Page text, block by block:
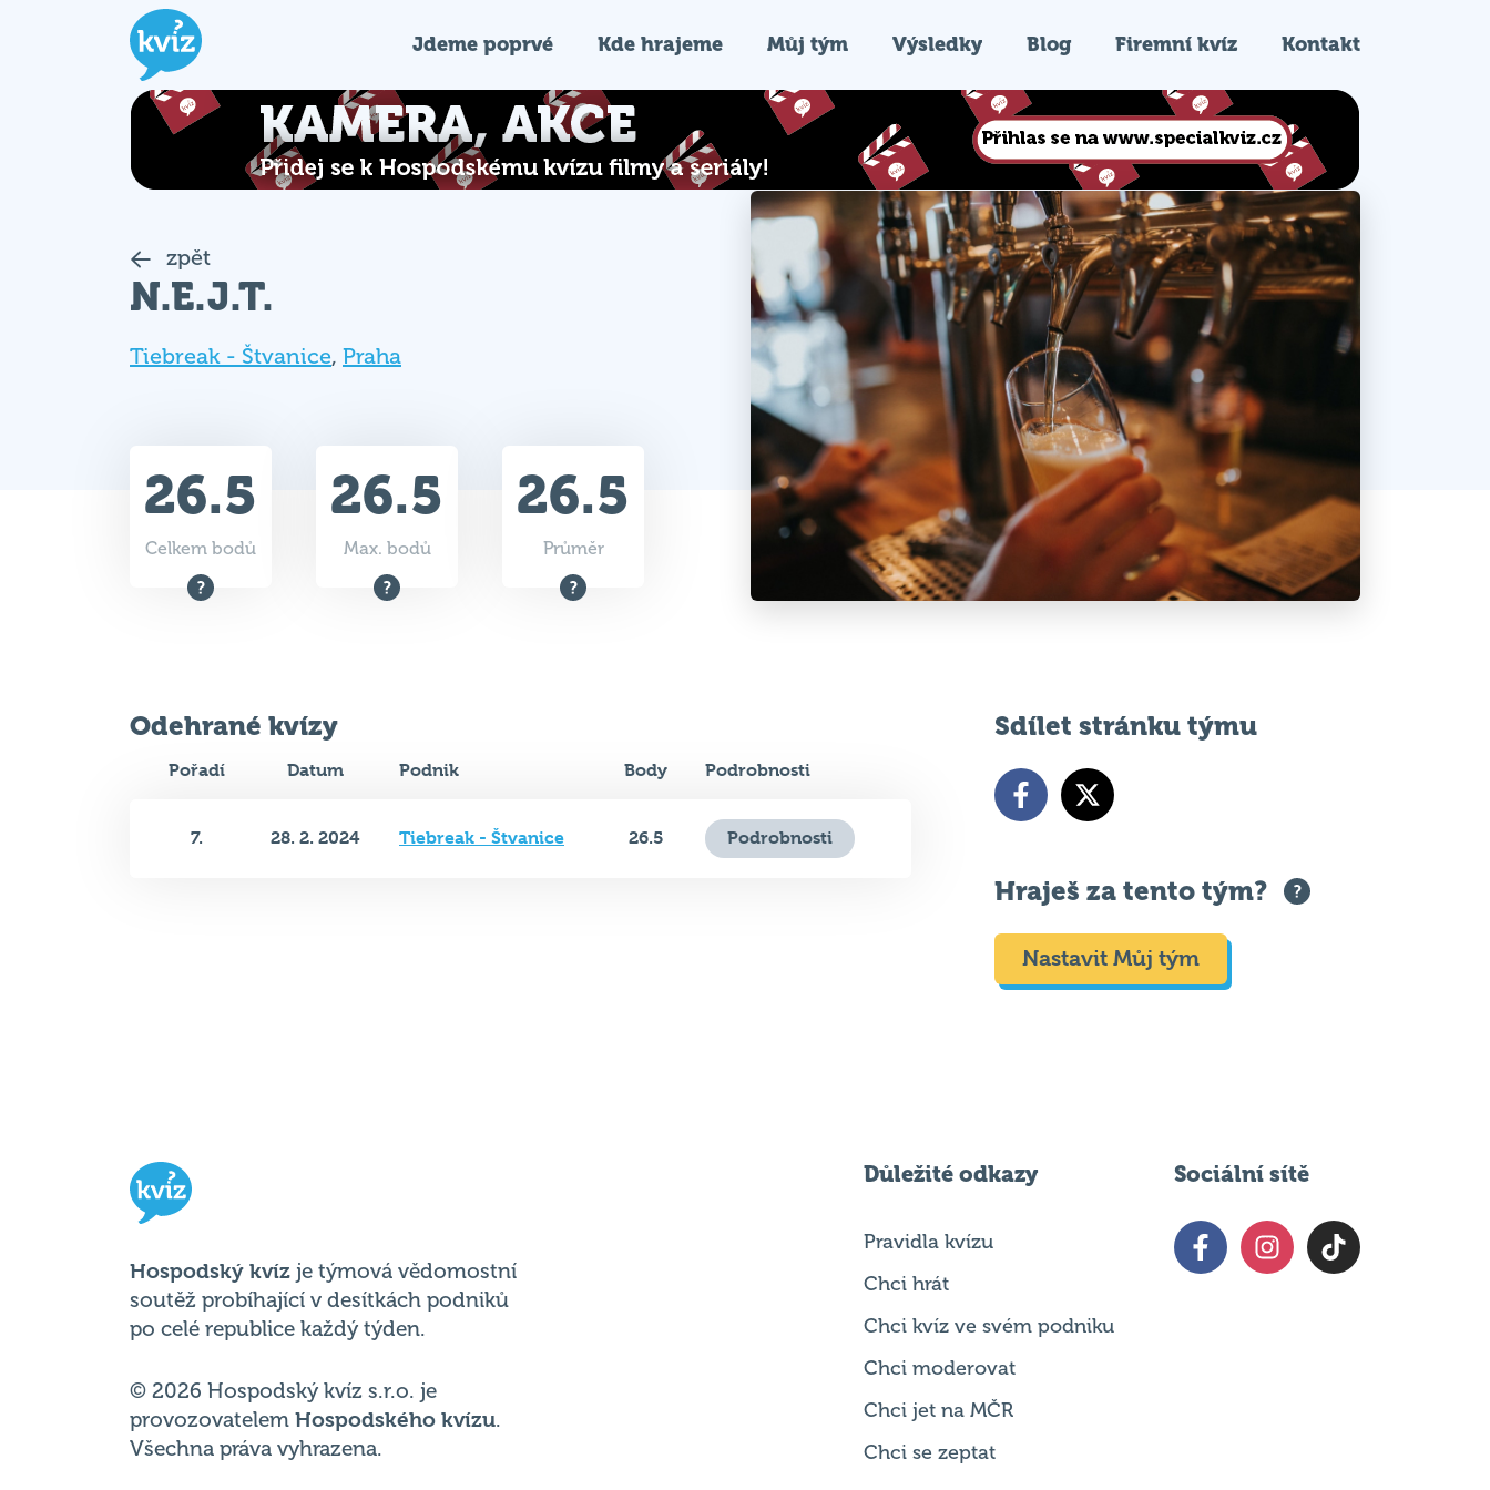
Jdeme poprvé Kde hrajeme Můj tým Výsledky Blog Firemní kvíz Kontakt
zpět
N.E.J.T.
Tiebreak - Štvanice, Praha
26.5
Celkem bodů
26.5
Max. bodů
26.5
Průměr
Odehrané kvízy
Pořadí Datum Podnik Body Podrobnosti
7. 28. 2. 2024 Tiebreak - Štvanice 26.5 Podrobnosti
Sdílet stránku týmu
Hraješ za tento tým?
Nastavit Můj tým
Hospodský kvíz je týmová vědomostní
soutěž probíhající v desítkách podniků
po celé republice každý týden.
© 2026 Hospodský kvíz s.r.o. je
provozovatelem Hospodského kvízu.
Všechna práva vyhrazena.
Důležité odkazy
Pravidla kvízu
Chci hrát
Chci kvíz ve svém podniku
Chci moderovat
Chci jet na MČR
Chci se zeptat
Sociální sítě